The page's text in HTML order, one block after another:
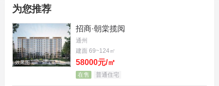
副中心市府生活圈 跃享繁华
我们选择一所房子，更是选择一种生活方式。
为您推荐
效果图
招商·朝棠揽阅
通州
建面 69~124㎡
58000元/㎡
在售 普通住宅